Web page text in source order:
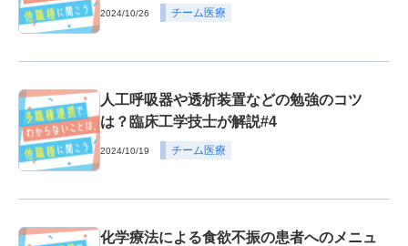
2024/10/26 チーム医療
人工呼吸器や透析装置などの勉強のコツ
は？臨床工学技士が解説#4
2024/10/19 チーム医療
化学療法による食欲不振の患者へのメニュ